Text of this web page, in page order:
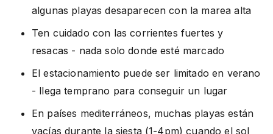
algunas playas desaparecen con la marea alta
Ten cuidado con las corrientes fuertes y
resacas - nada solo donde esté marcado
El estacionamiento puede ser limitado en verano
- llega temprano para conseguir un lugar
En países mediterráneos, muchas playas están
vacías durante la siesta (1-4pm) cuando el sol